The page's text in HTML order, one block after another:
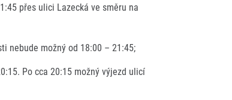
přes ulici Lazecká ve směru na
nebude možný od 18:00 – 21:45;
Po cca 20:15 možný výjezd ulicí